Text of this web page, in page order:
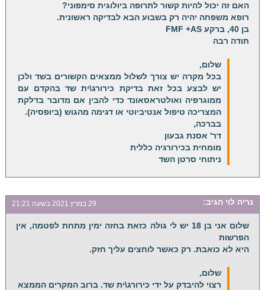
האם זה יכול להיות קשור לתרופה ביולוגית סימפוני?
רופא משפחה יהיה רק בשבוע הבא לבדיקה ראשונית.
בן 40, ברקע FMF +AS
תודה רבה
שלום,
בכל מקרה יש צורך לשלול ממצאים הקשורים בשד ולכן
יש לבצע בכל זאת בדיקת כירורג\ית שד בהקדם עם
ממוגרפיה ואולטראסאונד כדי להבין אם מדובר בדלקת
המצריכה טיפול אנטיביוטי או דגימה מהגוש (ביופסיה).
בברכה,
דר' אסנת גבעון
מומחית בכירורגיה כללית
ניתוחי סרטן השד
נריה לוי הגיב: 29 במרץ 2021 בשעה 21:21
שלום אני בן 18 יש לי גולה כזאת בחזה ימין מתחת לפטמה, אין
הפרשות
היא לא כואבת. רק כאשר לוחצים עליך חזק.
שלום,
רצוי להיבדק על ידי כירורג\ית שד. ברוב המקרים הממצא